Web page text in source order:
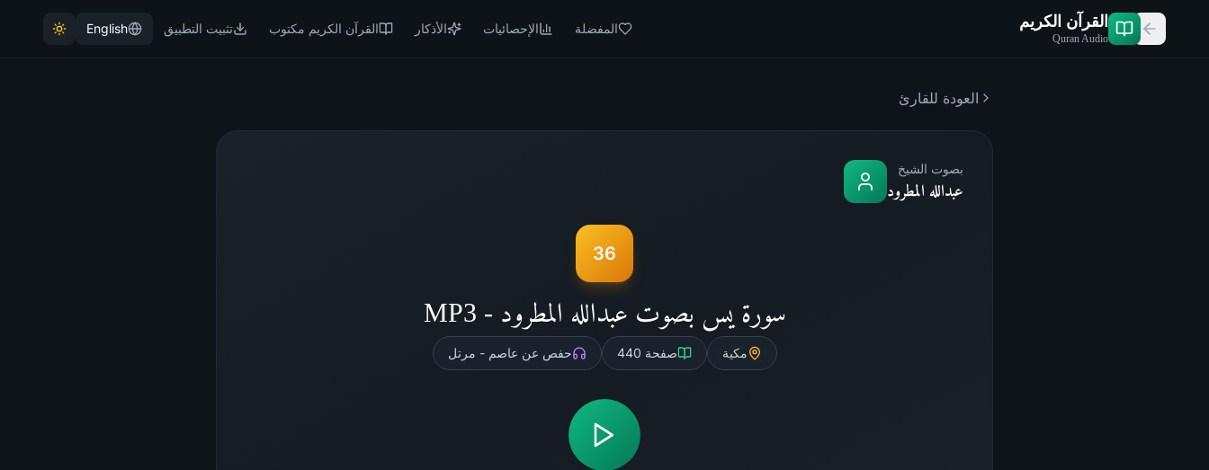
القرآن الكريم
Quran Audio
المفضلة الإحصائيات الأذكار القرآن الكريم مكتوب تثبيت التطبيق English
العودة للقارئ
بصوت الشيخ
عبدالله المطرود
36
سورة يس بصوت عبدالله المطرود - MP3
مكية صفحة 440 حفص عن عاصم - مرتل